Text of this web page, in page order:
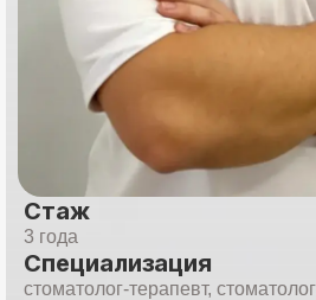
Стаж
3 года
Специализация
стоматолог-терапевт,